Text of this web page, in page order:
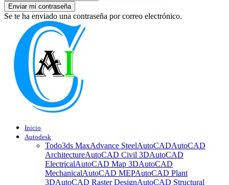
Se te ha enviado una contraseña por correo electrónico.
Inicio
Autodesk
Todo3ds MaxAdvance SteelAutoCADAutoCAD
ArchitectureAutoCAD Civil 3DAutoCAD
ElectricalAutoCAD Map 3DAutoCAD
MechanicalAutoCAD MEPAutoCAD Plant
3DAutoCAD Raster DesignAutoCAD Structural